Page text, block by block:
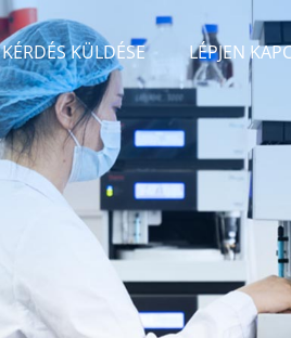
KÉRDÉS KÜLDÉSE LÉPJEN